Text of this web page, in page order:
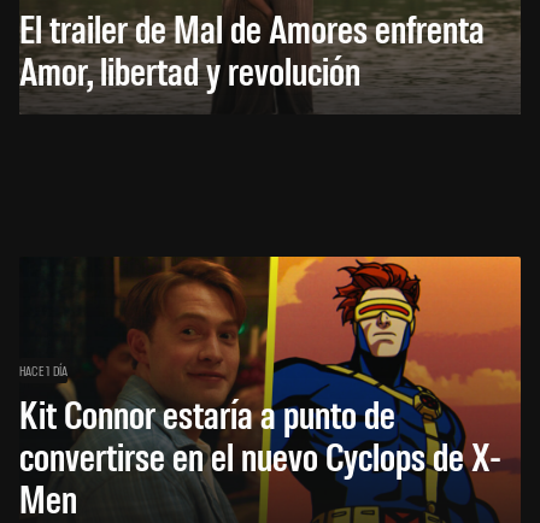
El trailer de Mal de Amores enfrenta
Amor, libertad y revolución
HACE 1 DÍA
Kit Connor estaría a punto de
convertirse en el nuevo Cyclops de X-
Men